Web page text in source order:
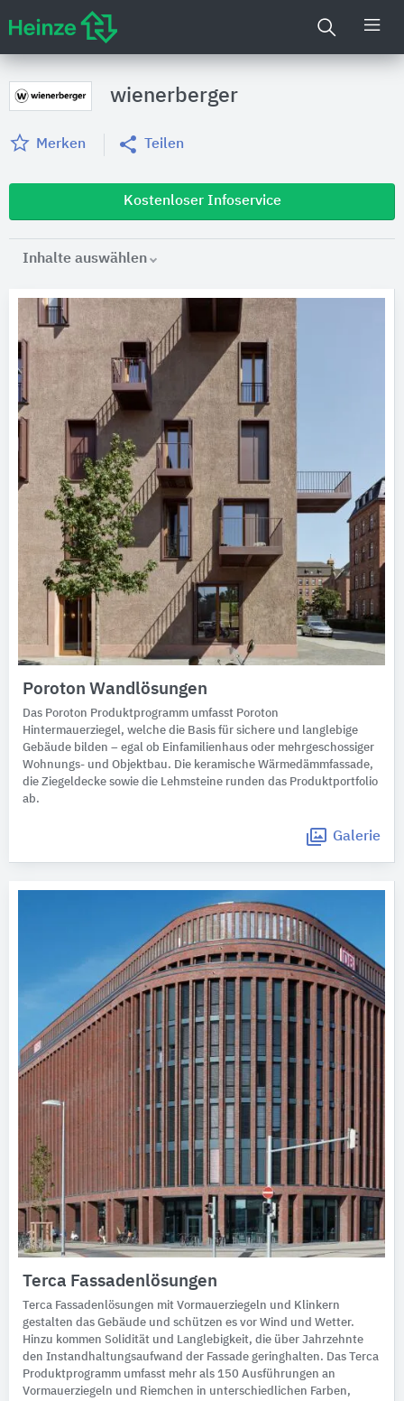
wienerberger
Merken Teilen
Kostenloser Infoservice
Inhalte auswählen
Poroton Wandlösungen
Das Poroton Produktprogramm umfasst Poroton
Hintermauerziegel, welche die Basis für sichere und langlebige
Gebäude bilden – egal ob Einfamilienhaus oder mehrgeschossiger
Wohnungs- und Objektbau. Die keramische Wärmedämmfassade,
die Ziegeldecke sowie die Lehmsteine runden das Produktportfolio
ab.
Galerie
Terca Fassadenlösungen
Terca Fassadenlösungen mit Vormauerziegeln und Klinkern
gestalten das Gebäude und schützen es vor Wind und Wetter.
Hinzu kommen Solidität und Langlebigkeit, die über Jahrzehnte
den Instandhaltungsaufwand der Fassade geringhalten. Das Terca
Produktprogramm umfasst mehr als 150 Ausführungen an
Vormauerziegeln und Riemchen in unterschiedlichen Farben,